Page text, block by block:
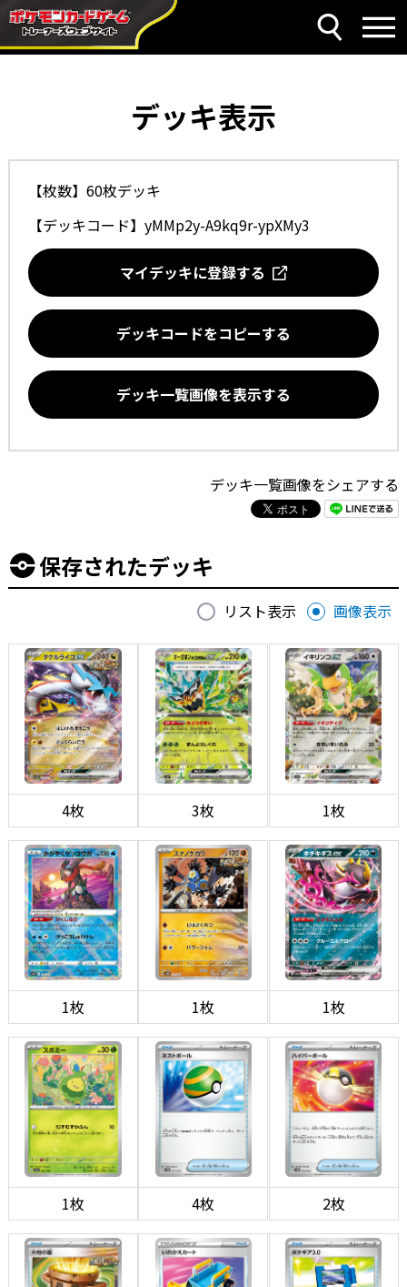
デッキ表示
【枚数】60枚デッキ
【デッキコード】 yMMp2y-A9kq9r-ypXMy3
マイデッキに登録する
デッキコードをコピーする
デッキ一覧画像を表示する
デッキ一覧画像をシェアする
保存されたデッキ
リスト表示 画像表示
4枚 3枚 1枚
1枚 1枚 1枚
1枚 4枚 2枚